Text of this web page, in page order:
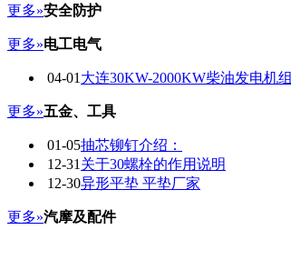
更多»安全防护
更多»电工电气
04-01 大连30KW-2000KW柴油发电机组
更多»五金、工具
01-05抽芯铆钉介绍：
12-31 关于30螺栓的作用说明
12-30异形平垫 平垫厂家
更多»汽摩及配件